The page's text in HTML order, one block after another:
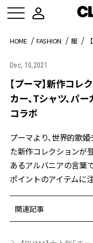
HOME FASHION 服
Dec, 10,2021
【プーマ】新作コレ
カー、Tシャツ、パ
コラボ
プーマより、世界的歌
た新作コレクションが
あるアルバニアの言葉
ポイントのアイテムに
関連記事